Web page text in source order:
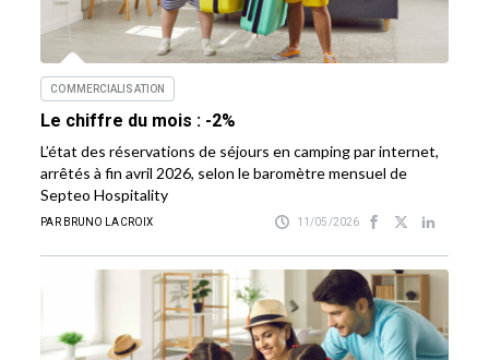
COMMERCIALISATION
Le chiffre du mois : -2%
L’état des réservations de séjours en camping par internet,
arrêtés à fin avril 2026, selon le baromètre mensuel de
Septeo Hospitality
PAR BRUNO LACROIX 11/05/2026